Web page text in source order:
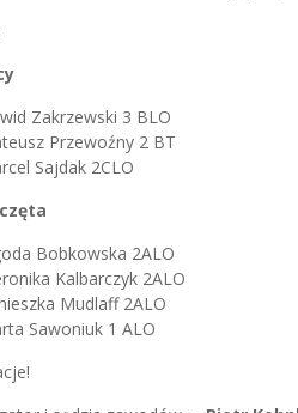
Zakrzewski 3 BLO
Przewoźny 2 BT
Sajdak 2CLO
Bobkowska 2ALO
Kalbarczyk 2ALO
Mudlaff 2ALO
Sawoniuk 1 ALO